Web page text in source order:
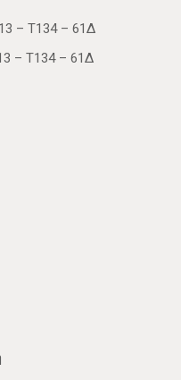
– Τ134 – 61Δ
– Τ134 – 61Δ